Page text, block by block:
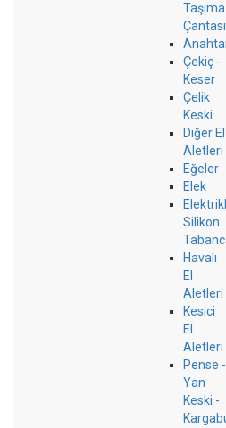
Taşıma
Çantası
Çekiç -
Keser
Çelik
Keski
Diğer El
Aletleri
Eğeler
Elek
Silikon
Havalı
El
Aletleri
Kesici
El
Aletleri
Pense -
Yan
Keski -